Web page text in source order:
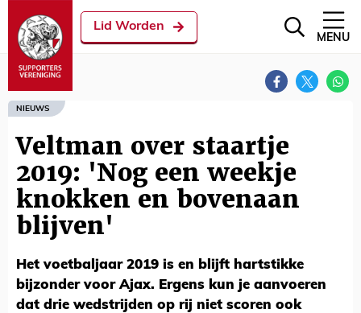
Lid Worden
MENU
NIEUWS
Veltman over staartje
2019: 'Nog een weekje
knokken en bovenaan
blijven'
Het voetbaljaar 2019 is en blijft hartstikke
bijzonder voor Ajax. Ergens kun je aanvoeren
dat drie wedstrijden op rij niet scoren ook